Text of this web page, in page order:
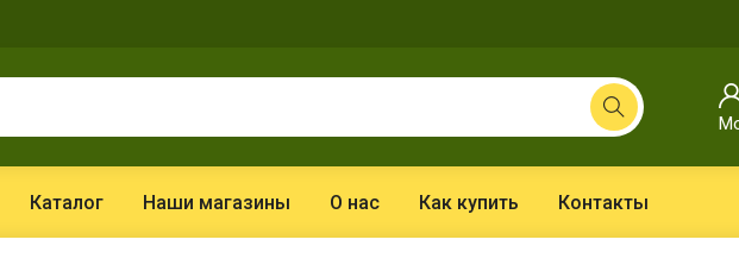
Каталог Наши магазины О нас Как купить Контакты